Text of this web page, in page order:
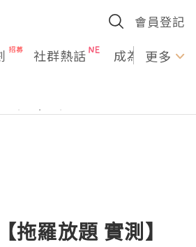
會員登記
社群熱話 成為U更多
拖羅放題 實測】